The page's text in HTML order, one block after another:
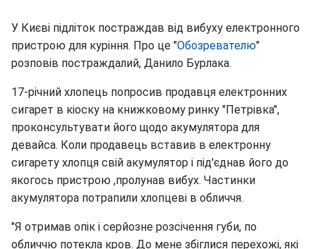
У Києві підліток постраждав від вибуху електронного
пристрою для куріння. Про це "Обозревателю"
розповів постраждалий, Данило Бурлака.
17-річний хлопець попросив продавця електронних
сигарет в кіоску на книжковому ринку "Петрівка",
проконсультувати його щодо акумулятора для
девайса. Коли продавець вставив в електронну
сигарету хлопця свій акумулятор і під'єднав його до
якогось пристрою ,пролунав вибух. Частинки
акумулятора потрапили хлопцеві в обличчя.
"Я отримав опік і серйозне розсічення губи, по
обличчю потекла кров. До мене збіглися перехожі, які